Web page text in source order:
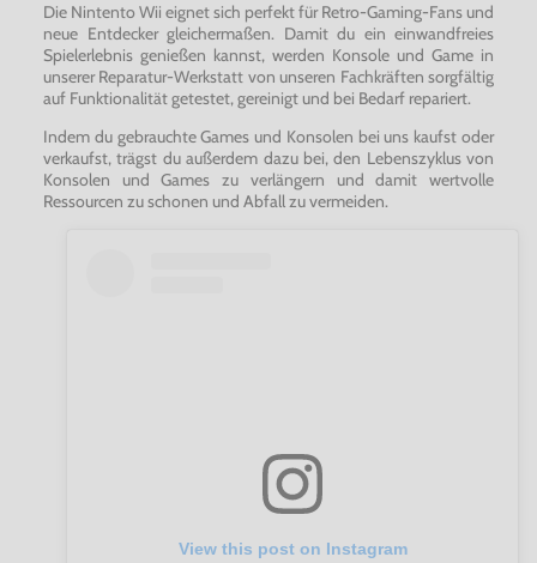
Die Nintento Wii eignet sich perfekt für Retro-Gaming-Fans und
neue Entdecker gleichermaßen. Damit du ein einwandfreies
Spielerlebnis genießen kannst, werden Konsole und Game in
unserer Reparatur-Werkstatt von unseren Fachkräften sorgfältig
auf Funktionalität getestet, gereinigt und bei Bedarf repariert.
Indem du gebrauchte Games und Konsolen bei uns kaufst oder
verkaufst, trägst du außerdem dazu bei, den Lebenszyklus von
Konsolen und Games zu verlängern und damit wertvolle
Ressourcen zu schonen und Abfall zu vermeiden.
View this post on Instagram